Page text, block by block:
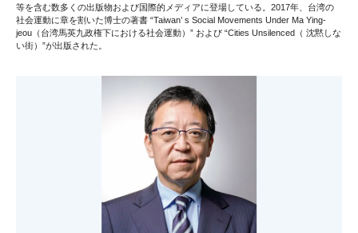
等を含む数多くの出版物および国際的メディアに登場している。2017年、台湾の
社会運動に章を割いた博士の著書 “Taiwan’ s Social Movements Under Ma Ying-
jeou（台湾馬英九政権下における社会運動）” および “Cities Unsilenced（ 沈黙しな
い街）”が出版された。